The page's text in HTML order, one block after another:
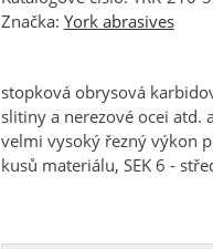
Značka: York abrasives
stopková obrysová
slitiny a nerezové ocei atd.
velmi vysoký řezný výkon
kusů materiálu, SEK 6 -